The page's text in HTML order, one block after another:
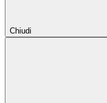
Chiudi